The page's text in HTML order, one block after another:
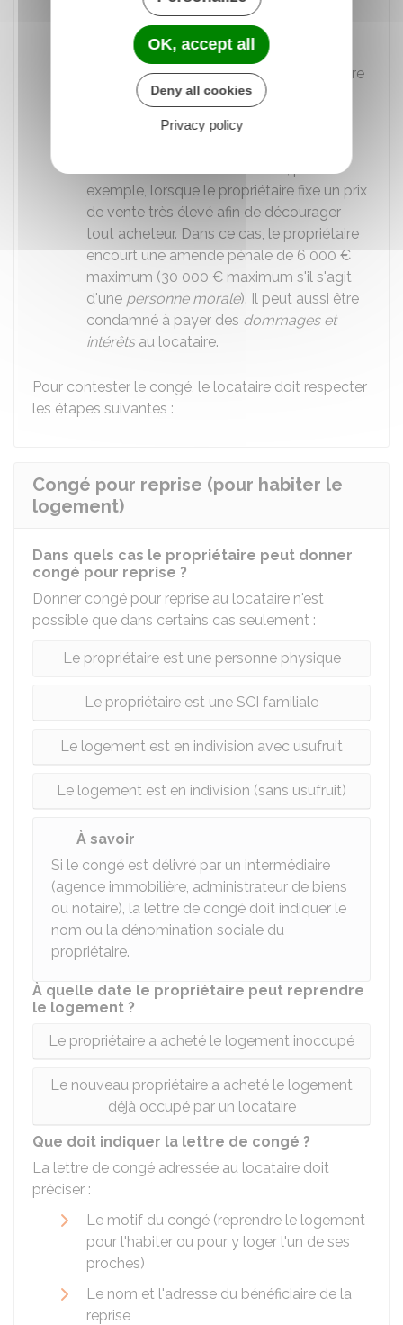
Le congé a été délivré à un locataire
protégé
Le propriétaire n'a pas informé le locataire
de sa proposition de vente à des
conditions ou à un prix plus avantageux
exemple, lorsque le propriétaire fixe un prix
de vente très élevé afin de décourager
tout acheteur. Dans ce cas, le propriétaire
encourt une amende pénale de6 000 €
maximum (30 000 € maximum s'il s'agit
d'une personne morale). Il peut aussi être
condamné à payer des dommages et
intérêtsau locataire.
Pour contester le congé, le locataire doit respecter
les étapes suivantes :
Congé pour reprise (pour habiter le
logement)
Dans quels cas le propriétaire peut donner
congé pour reprise ?
Donner congé pour reprise au locataire n'est
possible que dans certains cas seulement :
Le propriétaire est une personne physique
Le propriétaire est une SCI familiale
Le logement est en indivision avec usufruit
Le logement est en indivision (sans usufruit)
À savoir
Si le congé est délivré par un intermédiaire
(agence immobilière, administrateur de biens
ou notaire), la lettre de congé doit indiquer le
nom ou la dénomination sociale du
propriétaire.
À quelle date le propriétaire peut reprendre
le logement ?
Le propriétaire a acheté le logement inoccupé
Le nouveau propriétaire a acheté le logement
déjà occupé par un locataire
Que doit indiquer la lettre de congé ?
La lettre de congé adressée au locataire doit
préciser :
Le motif du congé (reprendre le logement
pour l'habiter ou pour y loger l'un de ses
proches)
Le nom et l'adresse du bénéficiaire de la
reprise
OK, accept all
Deny all cookies
Privacy policy